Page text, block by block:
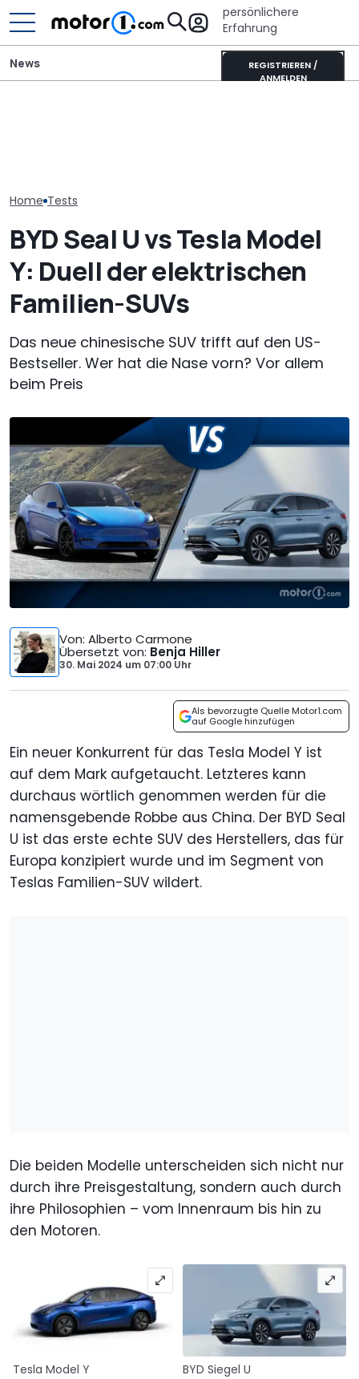
persönlichere
Erfahrung
REGISTRIEREN /
ANMELDEN
News
Home Tests
BYD Seal U vs Tesla Model
Y: Duell der elektrischen
Familien-SUVs
Das neue chinesische SUV trifft auf den US-
Bestseller. Wer hat die Nase vorn? Vor allem
beim Preis
Von: Alberto Carmone
Übersetzt von: Benja Hiller
30. Mai 2024 um 07:00 Uhr
Als bevorzugte Quelle Motor1.com
auf Google hinzufügen
Ein neuer Konkurrent für das Tesla Model Y ist
auf dem Mark aufgetaucht. Letzteres kann
durchaus wörtlich genommen werden für die
namensgebende Robbe aus China. Der BYD Seal
U ist das erste echte SUV des Herstellers, das für
Europa konzipiert wurde und im Segment von
Teslas Familien-SUV wildert.
Die beiden Modelle unterscheiden sich nicht nur
durch ihre Preisgestaltung, sondern auch durch
ihre Philosophien – vom Innenraum bis hin zu
den Motoren.
Tesla Model Y BYD Siegel U